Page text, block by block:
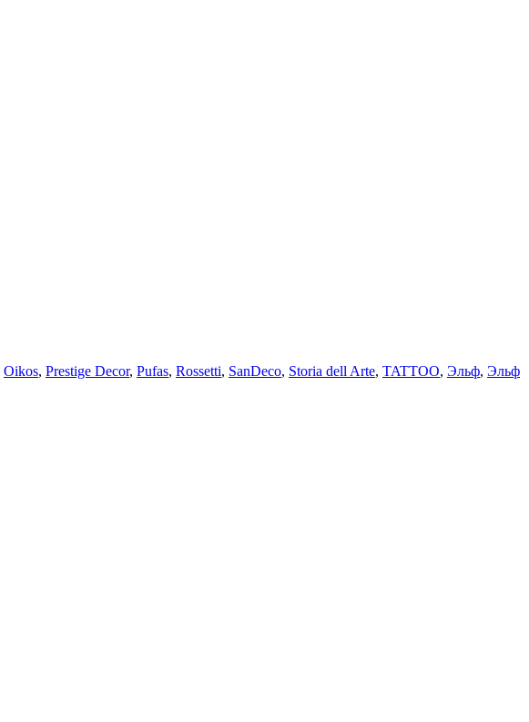
Oikos, Prestige Decor, Pufas, Rossetti, SanDeco, Storia dell Arte, TATTOO, Эльф, Эльф